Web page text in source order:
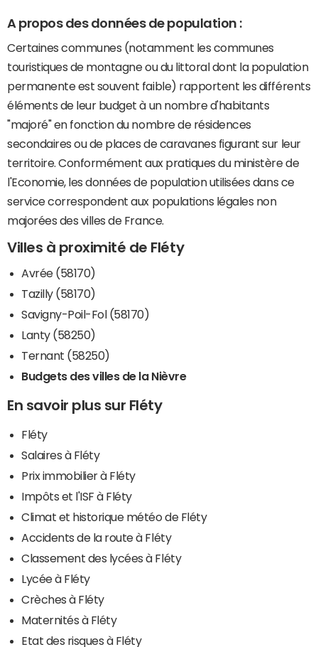
A propos des données de population :
Certaines communes (notamment les communes
touristiques de montagne ou du littoral dont la population
permanente est souvent faible) rapportent les différents
éléments de leur budget à un nombre d'habitants
"majoré" en fonction du nombre de résidences
secondaires ou de places de caravanes figurant sur leur
territoire. Conformément aux pratiques du ministère de
l'Economie, les données de population utilisées dans ce
service correspondent aux populations légales non
majorées des villes de France.
Villes à proximité de Fléty
Avrée (58170)
Tazilly (58170)
Savigny-Poil-Fol (58170)
Lanty (58250)
Ternant (58250)
Budgets des villes de la Nièvre
En savoir plus sur Fléty
Fléty
Salaires à Fléty
Prix immobilier à Fléty
Impôts et l'ISF à Fléty
Climat et historique météo de Fléty
Accidents de la route à Fléty
Classement des lycées à Fléty
Lycée à Fléty
Crèches à Fléty
Maternités à Fléty
Etat des risques à Fléty